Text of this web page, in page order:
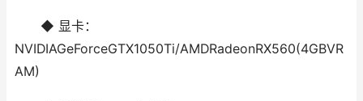
◆ 显卡：
NVIDIAGeForceGTX1050Ti/AMDRadeonRX560(4GBVR
AM)